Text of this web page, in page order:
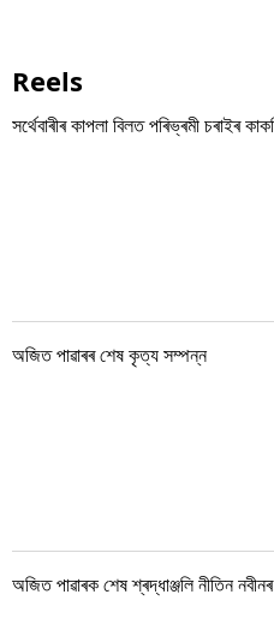
Reels
সৰ্থেবাৰীৰ কাপলা বিলত পৰিভ্ৰমী চৰাইৰ
অজিত পাৱাৰৰ শেষ কৃত্য সম্পন্ন
অজিত পাৱাৰক শেষ শ্ৰদ্ধাঞ্জলি নীতিন